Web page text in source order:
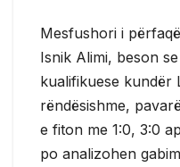
Mesfushori i
Isnik Alimi, beson
kualifikuese kundër
rëndësishme,
e fiton me 1:0, 3:0
po analizohen